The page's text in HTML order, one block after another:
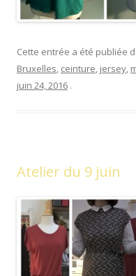
Cette entrée a été publiée
Bruxelles, ceinture, jersey,
juin 24, 2016 .
Atelier du 9 juin